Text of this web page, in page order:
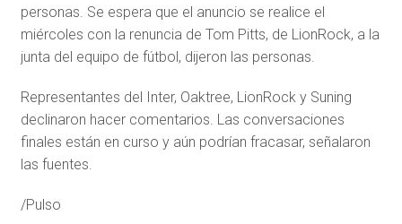
personas. Se espera que el anuncio se realice el
miércoles con la renuncia de Tom Pitts, de LionRock, a la
junta del equipo de fútbol, dijeron las personas.
Representantes del Inter, Oaktree, LionRock y Suning
declinaron hacer comentarios. Las conversaciones
finales están en curso y aún podrían fracasar, señalaron
las fuentes.
/Pulso